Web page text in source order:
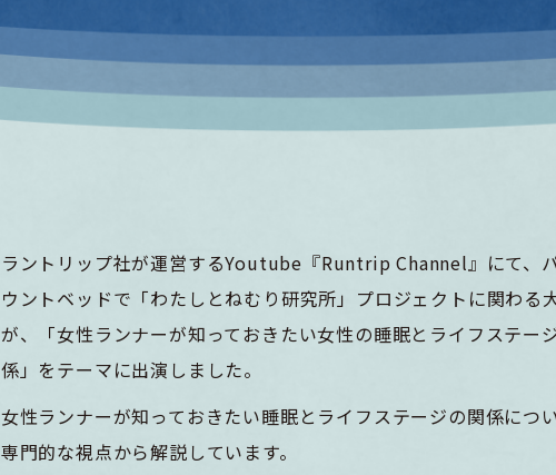
ラントリップ社が運営するYoutube『Runtrip Channel』にて、
ウントベッドで「わたしとねむり研究所」プロジェクトに関わる
が、「女性ランナーが知っておきたい女性の睡眠とライフステー
係」をテーマに出演しました。
女性ランナーが知っておきたい睡眠とライフステージの関係につ
専門的な視点から解説しています。